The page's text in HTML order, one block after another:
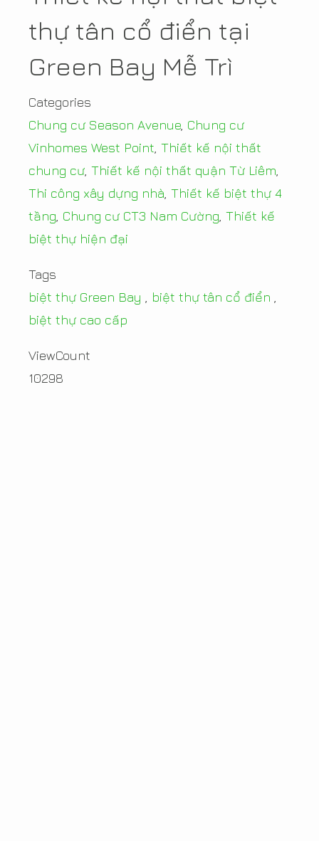
thự tân cổ điển tại
Green Bay Mễ Trì
Categories
Chung cư Season Avenue Chung cư
Vinhomes West Point Thiết kế nội thất
chung cư Thiết kế nội thất quận Từ Liêm
Thi công xây dựng nhà Thiết kế biệt thự 4
tầng Chung cư CT3 Nam Cường Thiết kế
biệt thự hiện đại
Tags
biệt thự Green Bay
biệt thự tân cổ điển
biệt thự cao cấp
ViewCount
10298